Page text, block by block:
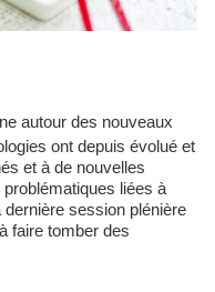
autour des nouveaux
ont depuis évolué et
et à de nouvelles
liées à
dernière session plénière
faire tomber des